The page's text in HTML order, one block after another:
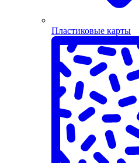
Пластиковые карты